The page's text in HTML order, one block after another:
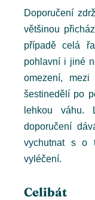
Doporučení
většinou
případě celá
pohlavní i jiné
omezení,
šestinedělí po
lehkou váhu.
doporučení
vychutnat s o
vyléčení.
Celibát